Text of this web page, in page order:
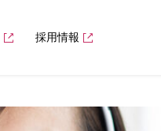
採用情報